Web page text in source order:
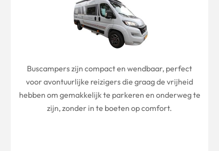
Buscampers zijn compact en wendbaar, perfect
voor avontuurlijke reizigers die graag de vrijheid
hebben om gemakkelijk te parkeren en onderweg te
zijn, zonder in te boeten op comfort.